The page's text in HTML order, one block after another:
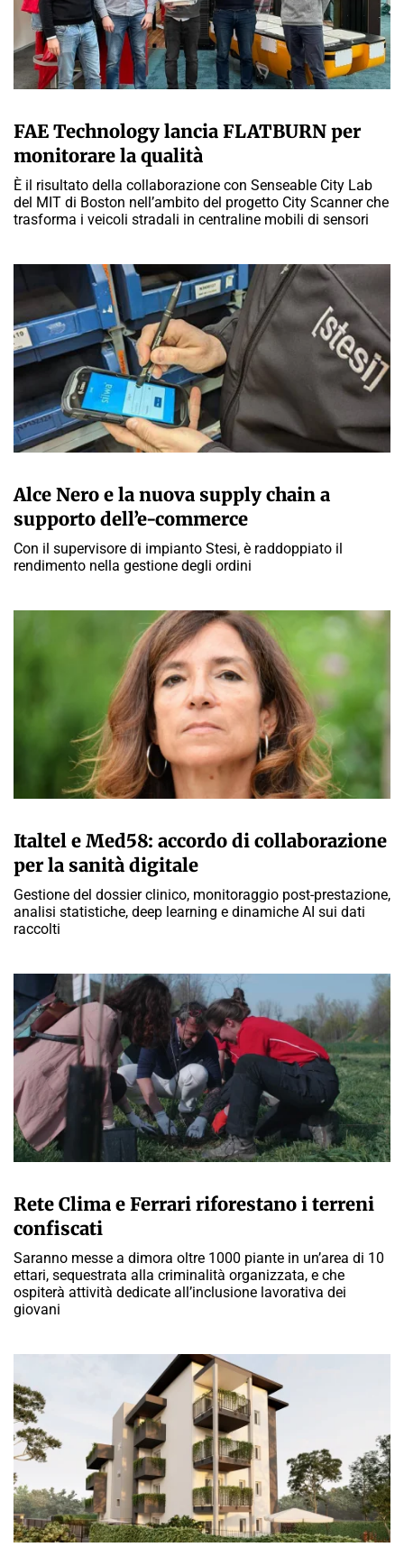
FAE Technology lancia FLATBURN per
monitorare la qualità
È il risultato della collaborazione con Senseable City Lab
del MIT di Boston nell’ambito del progetto City Scanner che
trasforma i veicoli stradali in centraline mobili di sensori
Alce Nero e la nuova supply chain a
supporto dell’e-commerce
Con il supervisore di impianto Stesi, è raddoppiato il
rendimento nella gestione degli ordini
Italtel e Med58: accordo di collaborazione
per la sanità digitale
Gestione del dossier clinico, monitoraggio post-prestazione,
analisi statistiche, deep learning e dinamiche AI sui dati
raccolti
Rete Clima e Ferrari riforestano i terreni
confiscati
Saranno messe a dimora oltre 1000 piante in un’area di 10
ettari, sequestrata alla criminalità organizzata, e che
ospiterà attività dedicate all’inclusione lavorativa dei
giovani